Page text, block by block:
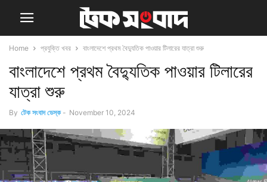
Home প্রযুক্তি খবর বাংলাদেশে প্রথম বৈদ্যুতিক পাওয়ার টিলারের যাত্রা শুরু
বাংলাদেশে প্রথম বৈদ্যুতিক পাওয়ার টিলারের
যাত্রা শুরু
By টেক সংবাদ ডেস্ক - November 10, 2024